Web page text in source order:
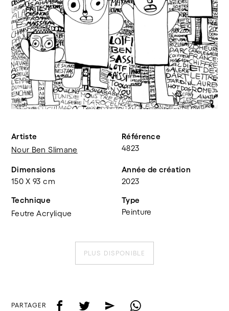
Artiste
Nour Ben Slimane
Référence
4823
Dimensions
150 X 93 cm
Année de création
2023
Technique
Feutre Acrylique
Type
Peinture
PLUS DISPONIBLE
PARTAGER f t e w